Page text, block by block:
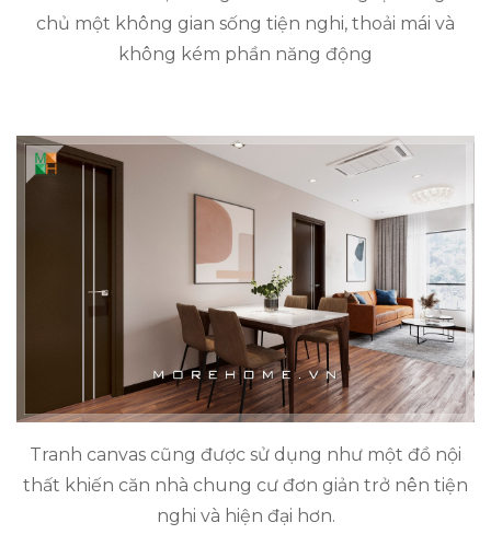
chủ một không gian sống tiện nghi, thoải mái và
không kém phần năng động
Tranh canvas cũng được sử dụng như một đồ nội
thất khiến căn nhà chung cư đơn giản trở nên tiện
nghi và hiện đại hơn.